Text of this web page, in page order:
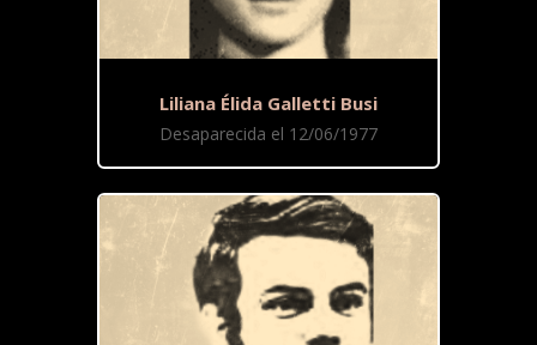
Liliana Élida Galletti Busi
Desaparecida el 12/06/1977